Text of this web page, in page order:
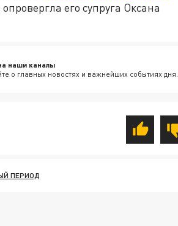
его супруга Оксана
наши каналы
о главных новостях и важнейших событиях дня.
ПЕРИОД